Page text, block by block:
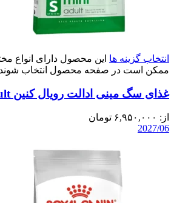
انتخاب گزینه ها این محصول دارای انواع
ممکن است در صفحه محصول انتخاب شوند
غذای سگ مینی ادالت رویال کنین Mini Adult
از: ۶,۹۵۰,۰۰۰ تومان
2027/06